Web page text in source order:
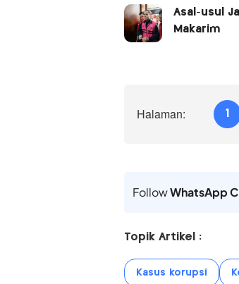
Asal-usul
Makarim
Halaman: 1
FollowWhatsApp
Topik Artikel :
Kasus korupsi